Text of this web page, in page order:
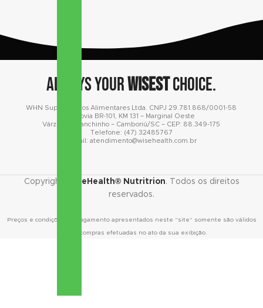
Always yourwisestchoice.
WHN Suplementos Alimentares Ltda. CNPJ 29.781.868/0001-58
Rodovia BR-101
, KM 131 – Marginal Oeste
Várzea do Ranchinho – Camboriú/SC – CEP: 88.349-175
Telefone: (47) 32485767
E-mail: atendimento@wisehealth.com.br
Copyright WiseHealth® Nutritrion. Todos os direitos
reservados.
Preços e condições de pagamento apresentados neste “site” somente são válidos
para as compras efetuadas no ato da sua exibição.